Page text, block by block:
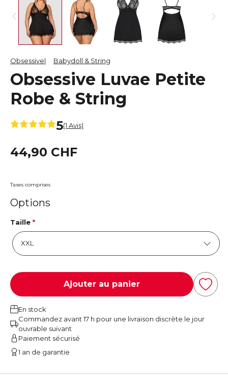
Obsessive Babydoll & String
Obsessive Luvae Petite
Robe & String
5(1 Avis)
44,90 CHF
Taxes comprises
Options
Taille *
Ajouter au panier
En stock
Commandez avant 17 h pour une livraison discrète le jour
ouvrable suivant
Paiement sécurisé
1 an de garantie